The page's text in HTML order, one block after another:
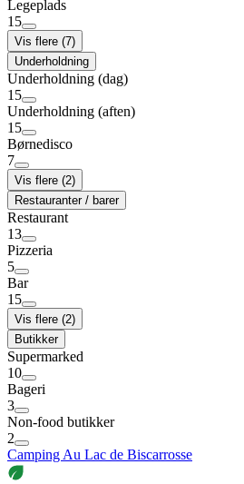
Legeplads
15
Vis flere (7)
Underholdning
Underholdning (dag)
15
Underholdning (aften)
15
Børnedisco
7
Vis flere (2)
Restauranter / barer
Restaurant
13
Pizzeria
5
Bar
15
Vis flere (2)
Butikker
Supermarked
10
Bageri
3
Non-food butikker
2
Camping Au Lac de Biscarrosse